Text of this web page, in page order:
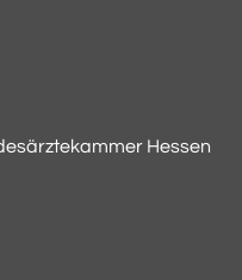
Hessen